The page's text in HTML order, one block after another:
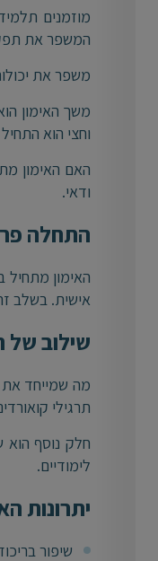
מוזמנים
המשפר את
משפר את
וחצי הוא
האם האימון
ודאי.
התחלה
האימון מתחיל
אישית. בשלב
שילוב של
מה שמייחד את
תרגילי
חלק נוסף
לימודיים.
יתרונות
שיפור בריכוז